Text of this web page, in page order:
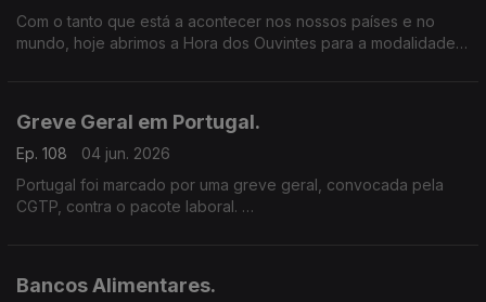
Com o tanto que está a acontecer nos nossos países e no
mundo, hoje abrimos a Hora dos Ouvintes para a modalidade
Greve Geral em Portugal.
Ep. 108
04 jun. 2026
Portugal foi marcado por uma greve geral, convocada pela
CGTP, contra o pacote laboral.
Bancos Alimentares.